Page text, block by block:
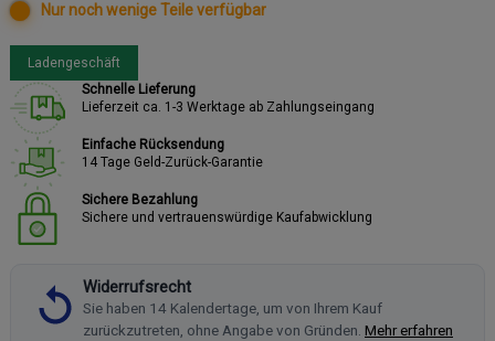
Nur noch wenige Teile verfügbar
Ladengeschäft
Schnelle Lieferung
Lieferzeit ca. 1-3 Werktage ab Zahlungseingang
Einfache Rücksendung
14 Tage Geld-Zurück-Garantie
Sichere Bezahlung
Sichere und vertrauenswürdige Kaufabwicklung
Widerrufsrecht
Sie haben 14 Kalendertage, um von Ihrem Kauf
zurückzutreten, ohne Angabe von Gründen. Mehr erfahren